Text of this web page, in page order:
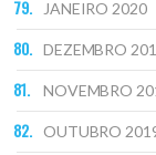
JANEIRO 2020
DEZEMBRO
NOVEMBRO
OUTUBRO